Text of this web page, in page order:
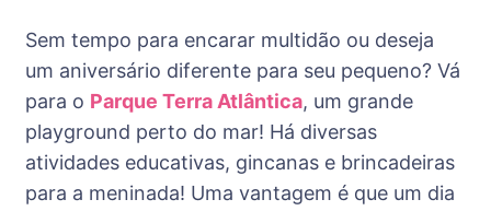
Sem tempo para encarar multidão ou deseja
um aniversário diferente para seu pequeno? Vá
para o Parque Terra Atlântica, um grande
playground perto do mar! Há diversas
atividades educativas, gincanas e brincadeiras
para a meninada! Uma vantagem é que um dia